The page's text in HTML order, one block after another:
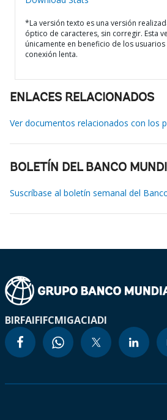
*La versión texto es una versión
óptico de caracteres, sin corregir. Esta
únicamente en beneficio de los
conexión lenta.
ENLACES RELACIONADOS
Ver documentos relacionados con los
BOLETÍN DEL BANCO
Suscríbase al boletín semanal del
BIRFAIFIFCMIGACIADI